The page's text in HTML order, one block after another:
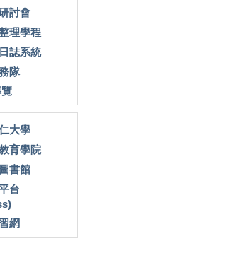
討會
理學程
誌系統
隊
大學
育學院
書館
台
網